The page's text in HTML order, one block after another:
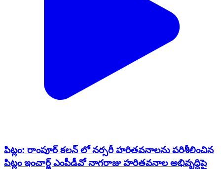
పిట్లం: రాంపూర్ కలన్ లో నర్సరీ హరితవనాలను పరిశీలించిన
పిట్లం ఇంచార్జ్ ఎంపీడీవో నాగరాజు హరితవనాల అభివృద్ధిపై